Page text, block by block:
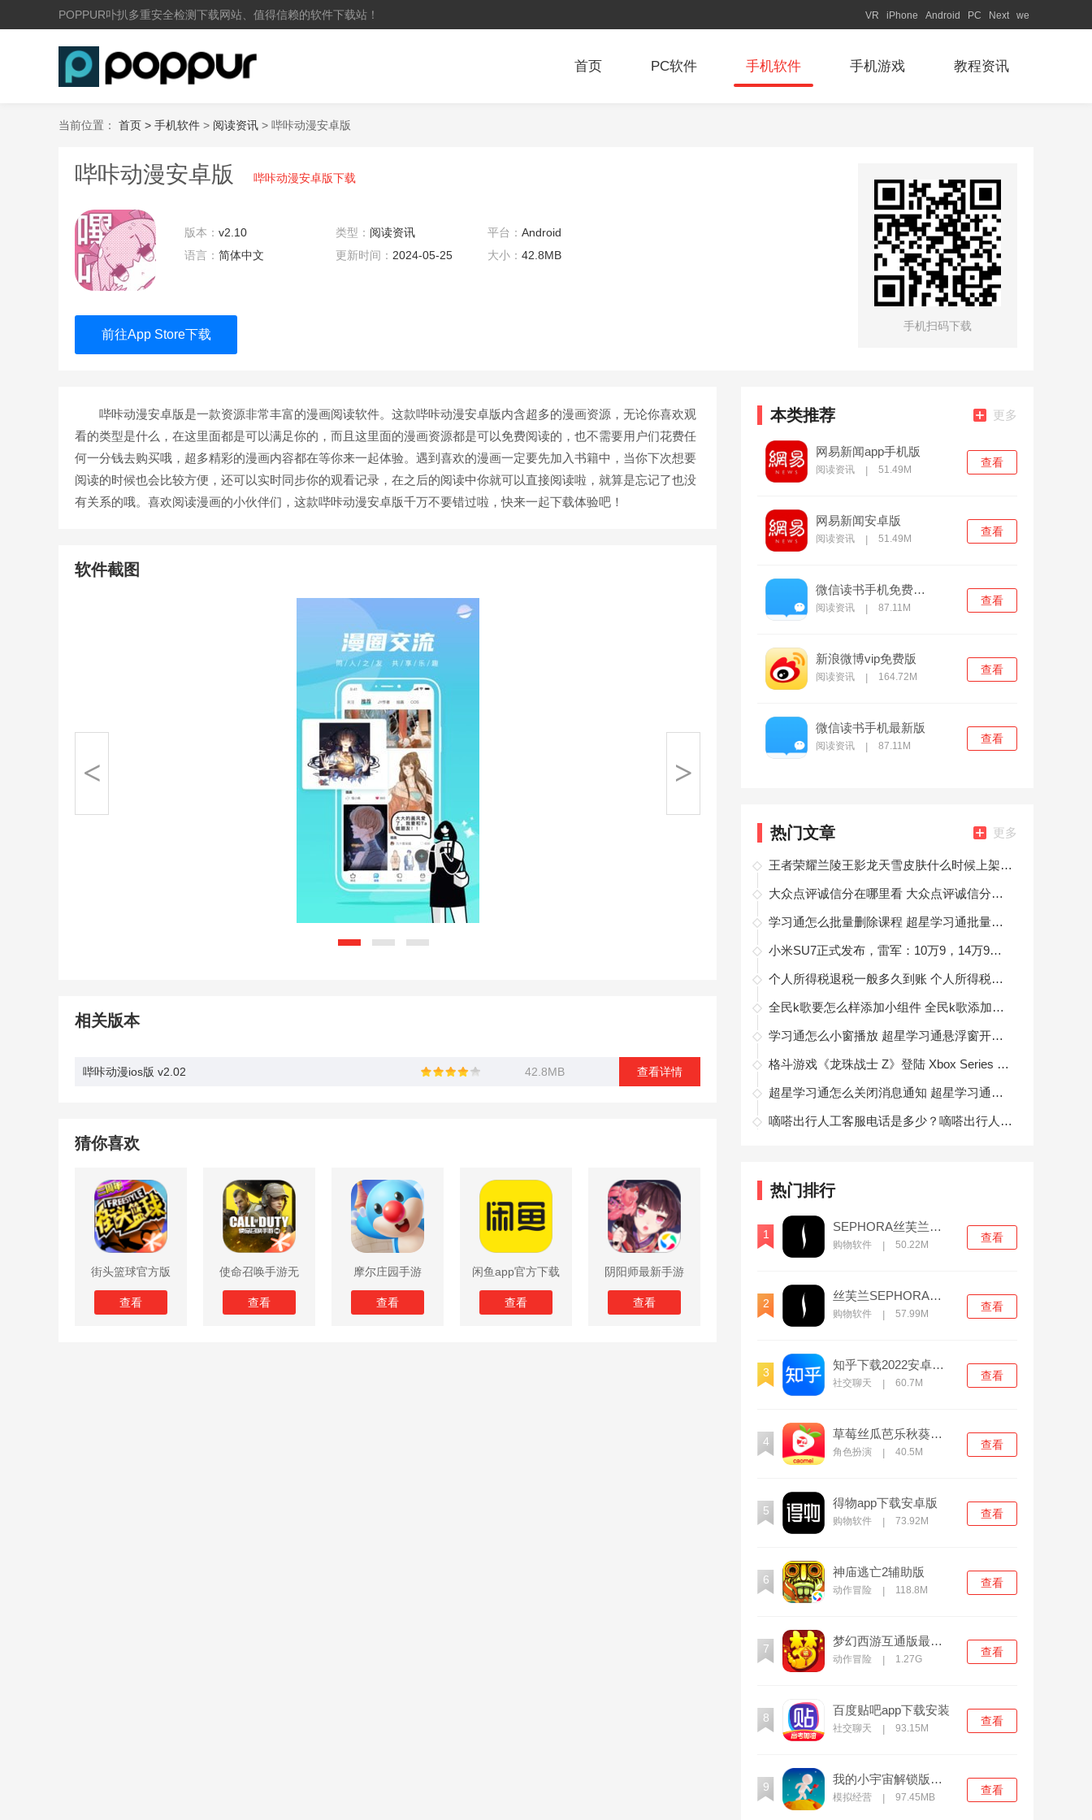
POPPUR卟扒多重安全检测下载网站、值得信赖的软件下载站！ VR iPhone Android PC Next we
首页 PC软件 手机软件 手机游戏 教程资讯
当前位置： 首页 > 手机软件 > 阅读资讯 > 哔咔动漫安卓版
哔咔动漫安卓版 哔咔动漫安卓版下载
版本： v2.10 类型： 阅读资讯 平台： Android
语言： 简体中文 更新时间： 2024-05-25
大小： 42.8MB
前往App Store下载
手机扫码下载
哔咔动漫安卓版是一款资源非常丰富的漫画阅读软件。这款哔咔动漫安卓版内含超多的漫画资源，无论你喜欢观
看的类型是什么，在这里面都是可以满足你的，而且这里面的漫画资源都是可以免费阅读的，也不需要用户们花费任
何一分钱去购买哦，超多精彩的漫画内容都在等你来一起体验。遇到喜欢的漫画一定要先加入书籍中，当你下次想要
阅读的时候也会比较方便，还可以实时同步你的观看记录，在之后的阅读中你就可以直接阅读啦，就算是忘记了也没
有关系的哦。喜欢阅读漫画的小伙伴们，这款哔咔动漫安卓版千万不要错过啦，快来一起下载体验吧！
软件截图
< >
相关版本
哔咔动漫ios版 v2.02 42.8MB 查看详情
猜你喜欢
街头篮球官方版
查看
使命召唤手游无
限子弹版
查看
摩尔庄园手游
查看
闲鱼app官方下载
查看
阴阳师最新手游
版
查看
本类推荐 更多
网易新闻app手机版
阅读资讯 51.49M
查看
网易新闻安卓版
阅读资讯 51.49M
查看
微信读书手机免费下载
阅读资讯 87.11M
查看
新浪微博vip免费版
阅读资讯 164.72M
查看
微信读书手机最新版
阅读资讯 87.11M
查看
热门文章 更多
王者荣耀兰陵王影龙天雪皮肤什么时候上架 王者荣耀兰陵王影龙天雪皮肤上架时间
大众点评诚信分在哪里看 大众点评诚信分查看方法
学习通怎么批量删除课程 超星学习通批量删除课程方法
小米SU7正式发布，雷军：10万9，14万9是不可能的！
个人所得税退税一般多久到账 个人所得税退税一般多久到账怎么查询
全民k歌要怎么样添加小组件 全民k歌添加小组件方法
学习通怎么小窗播放 超星学习通悬浮窗开启方法
格斗游戏《龙珠战士 Z》登陆 Xbox Series X|S 及 PS5 平台
超星学习通怎么关闭消息通知 超星学习通关闭消息通知推送方法
嘀嗒出行人工客服电话是多少？嘀嗒出行人工客服电话号码查询
热门排行
1
SEPHORA丝芙兰官方版
购物软件 50.22M
查看
2
丝芙兰SEPHORA官方版
购物软件 57.99M
查看
3
知乎下载2022安卓最新版
社交聊天 60.7M
查看
4
草莓丝瓜芭乐秋葵榴莲香草无限制版
角色扮演 40.5M
查看
5
得物app下载安卓版
购物软件 73.92M
查看
6
神庙逃亡2辅助版
动作冒险 118.8M
查看
7
梦幻西游互通版最新下载
动作冒险 1.27G
查看
8
百度贴吧app下载安装
社交聊天 93.15M
查看
9
我的小宇宙解锁版无限资源
模拟经营 97.45MB
查看